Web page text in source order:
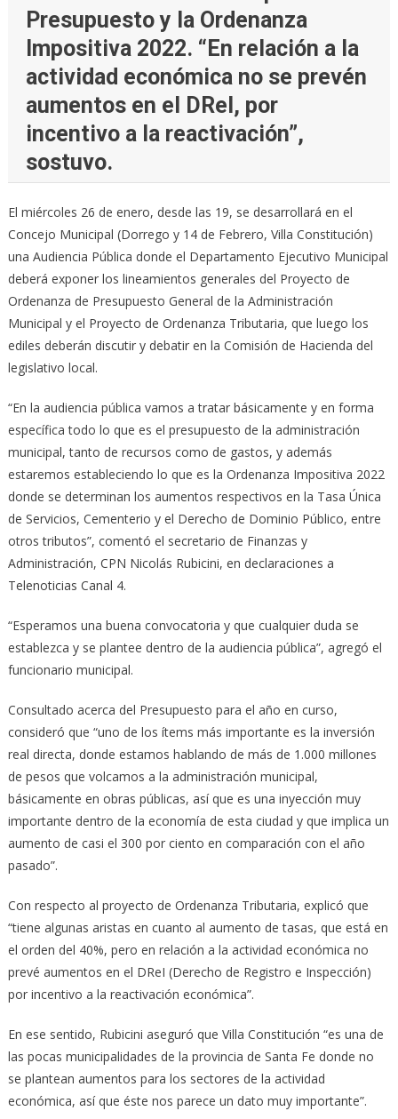
Presupuesto y la Ordenanza
Impositiva 2022. “En relación a la
actividad económica no se prevén
aumentos en el DReI, por
incentivo a la reactivación”,
sostuvo.
El miércoles 26 de enero, desde las 19, se desarrollará en el
Concejo Municipal (Dorrego y 14 de Febrero, Villa Constitución)
una Audiencia Pública donde el Departamento Ejecutivo Municipal
deberá exponer los lineamientos generales del Proyecto de
Ordenanza de Presupuesto General de la Administración
Municipal y el Proyecto de Ordenanza Tributaria, que luego los
ediles deberán discutir y debatir en la Comisión de Hacienda del
legislativo local.
“En la audiencia pública vamos a tratar básicamente y en forma
específica todo lo que es el presupuesto de la administración
municipal, tanto de recursos como de gastos, y además
estaremos estableciendo lo que es la Ordenanza Impositiva 2022
donde se determinan los aumentos respectivos en la Tasa Única
de Servicios, Cementerio y el Derecho de Dominio Público, entre
otros tributos”, comentó el secretario de Finanzas y
Administración, CPN Nicolás Rubicini, en declaraciones a
Telenoticias Canal 4.
“Esperamos una buena convocatoria y que cualquier duda se
establezca y se plantee dentro de la audiencia pública”, agregó el
funcionario municipal.
Consultado acerca del Presupuesto para el año en curso,
consideró que “uno de los ítems más importante es la inversión
real directa, donde estamos hablando de más de 1.000 millones
de pesos que volcamos a la administración municipal,
básicamente en obras públicas, así que es una inyección muy
importante dentro de la economía de esta ciudad y que implica un
aumento de casi el 300 por ciento en comparación con el año
pasado”.
Con respecto al proyecto de Ordenanza Tributaria, explicó que
“tiene algunas aristas en cuanto al aumento de tasas, que está en
el orden del 40%, pero en relación a la actividad económica no
prevé aumentos en el DReI (Derecho de Registro e Inspección)
por incentivo a la reactivación económica”.
En ese sentido, Rubicini aseguró que Villa Constitución “es una de
las pocas municipalidades de la provincia de Santa Fe donde no
se plantean aumentos para los sectores de la actividad
económica, así que éste nos parece un dato muy importante”.